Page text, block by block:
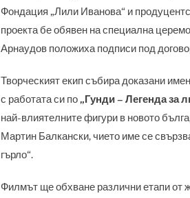
Фондация „Лили Иванова“ и
проекта бе обявен на специална
Арнаудов положиха подписи под
Творческият екип събира доказани
с работата си по„Гунди – Легенда за
най-влиятелните фигури в новото
Мартин Балкански, чието име се
гърло“.
Филмът ще обхване различни етапи от